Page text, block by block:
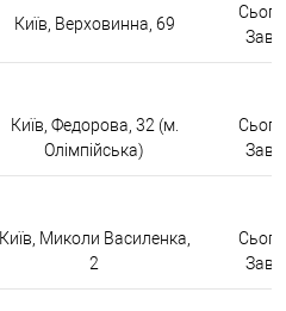
Київ, Верховинна, 69
Київ, Федорова, 32 (м.
Олімпійська)
Київ, Миколи Василенка,
2